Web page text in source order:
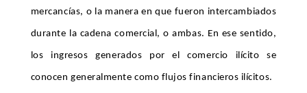
mercancías, o la manera en que fueron intercambiados
durante la cadena comercial, o ambas. En ese sentido,
los ingresos generados por el comercio ilícito se
conocen generalmente como flujos financieros ilícitos.